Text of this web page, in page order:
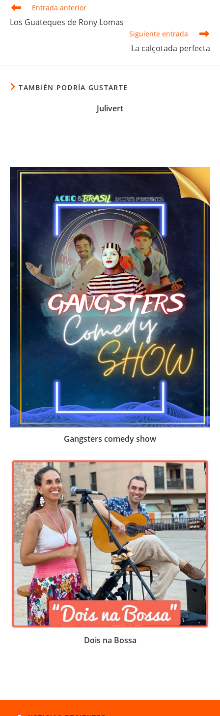
Leer
artículos
Entrada anterior
Los Guateques de Rony Lomas
Siguiente entrada
La calçotada perfecta
TAMBIÉN PODRÍA GUSTARTE
Julivert
Gangsters comedy show
Dois na Bossa